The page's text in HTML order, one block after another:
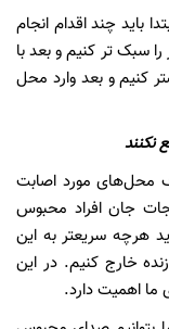
باید چند اقدام انجام
سبک تر کنیم و بعد با
کنیم و بعد وارد محل
نکنند
محل‌های مورد اصابت
جان افراد محبوس
هرچه سریعتر به این
زنده خارج کنیم. در این
اهمیت دارد.